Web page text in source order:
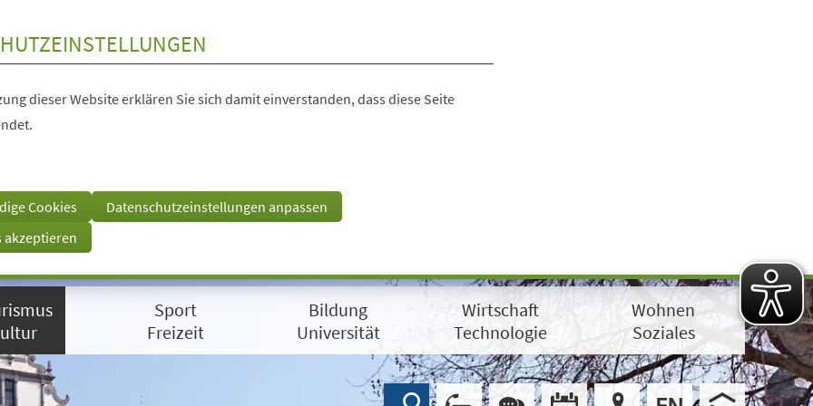
dieser Website erklären Sie sich damit einverstanden, dass diese Seite
Cookies
Datenschutzeinstellungen anpassen
akzeptieren
Sport
Freizeit
Bildung
Universität
Wirtschaft
Technologie
Wohnen
Soziales